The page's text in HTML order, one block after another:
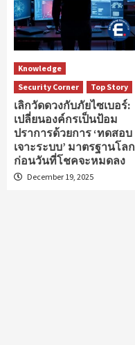
Knowledge
Security Corner
Top Story
เลิกวัดดวงกับภัยไซเบอร์:
เปลี่ยนองค์กรเป็นป้อม
ปราการด้วยการ ‘ทดสอบ
เจาะระบบ’ มาตรฐานโลก
ก่อนวันที่โชคจะหมดลง
December 19, 2025